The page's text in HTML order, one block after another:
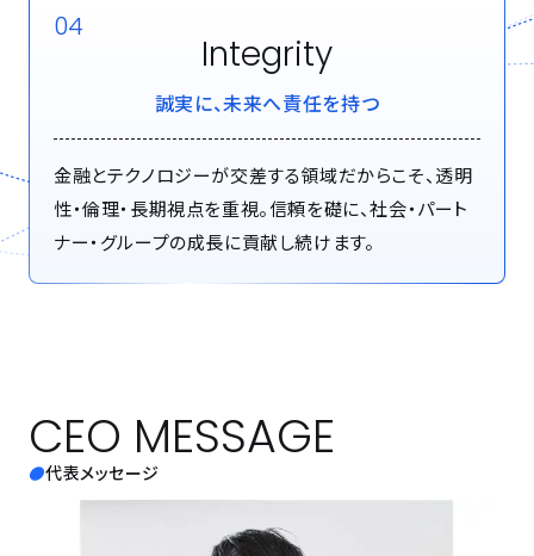
04
Integrity
誠実に、未来へ責任を持つ
金融とテクノロジーが交差する領域だからこそ、透明
性・倫理・長期視点を重視。信頼を礎に、社会・パート
ナー・グループの成長に貢献し続けます。
CEO MESSAGE
代表メッセージ